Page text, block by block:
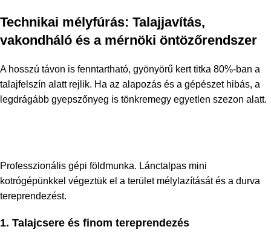
Technikai mélyfúrás: Talajjavítás,
vakondháló és a mérnöki öntözőrendszer
A hosszú távon is fenntartható, gyönyörű kert titka 80%-ban a
talajfelszín alatt rejlik. Ha az alapozás és a gépészet hibás, a
legdrágább gyepszőnyeg is tönkremegy egyetlen szezon alatt.
Professzionális gépi földmunka. Lánctalpas mini
kotrógépünkkel végeztük el a terület mélylazítását és a durva
tereprendezést.
1. Talajcsere és finom tereprendezés